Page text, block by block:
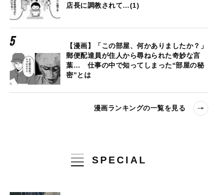
店長に調教されて…(1)
【漫画】「この部屋、何かありましたか？」
郵便配達員が住人から尋ねられた奇妙な言
葉… 仕事の中で知ってしまった“部屋の秘
密”とは
漫画ランキングの一覧を見る
SPECIAL